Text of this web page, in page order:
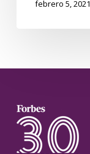
febrero 5, 2021